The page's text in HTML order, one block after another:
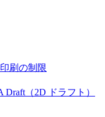
刷の制限
（2D ドラフト）